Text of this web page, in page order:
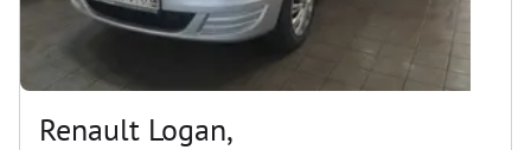
Renault Logan,